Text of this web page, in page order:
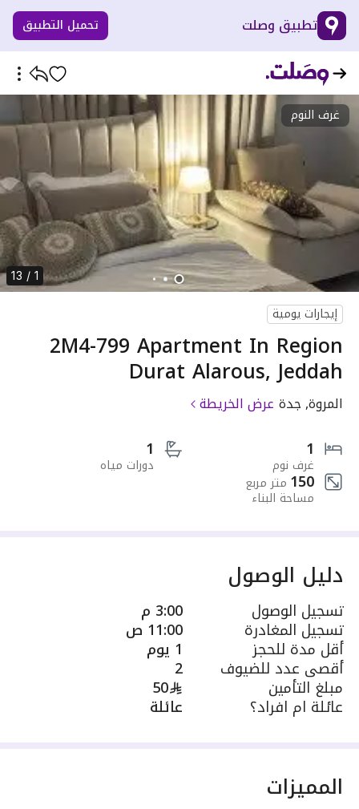
تطبيق وصلت تحميل التطبيق
غرف النوم
1 / 13
إيجارات يومية
2M4-799 Apartment In Region
Durat Alarous, Jeddah
المروة, جدة عرض الخريطة
1
غرف نوم
1
دورات مياه
150 متر مربع
مساحة البناء
دليل الوصول
تسجيل الوصول 3:00 م
تسجيل المغادرة 11:00 ص
أقل مدة للحجز 1 يوم
أقصى عدد للضيوف 2
مبلغ التأمين 50
عائلة ام افراد؟ عائلة
المميزات